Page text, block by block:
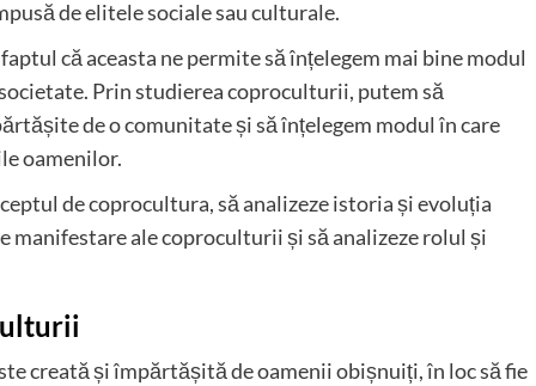
de elitele sociale sau culturale.
că aceasta ne permite să înțelegem mai bine modul
Prin studierea coproculturii, putem să
de o comunitate și să înțelegem modul în care
oamenilor.
de coprocultura, să analizeze istoria și evoluția
manifestare ale coproculturii și să analizeze rolul și
creată și împărtășită de oamenii obișnuiți, în loc să fie